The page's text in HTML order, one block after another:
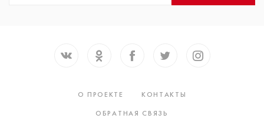
О ПРОЕКТЕ
КОНТАКТЫ
ОБРАТНАЯ СВЯЗЬ